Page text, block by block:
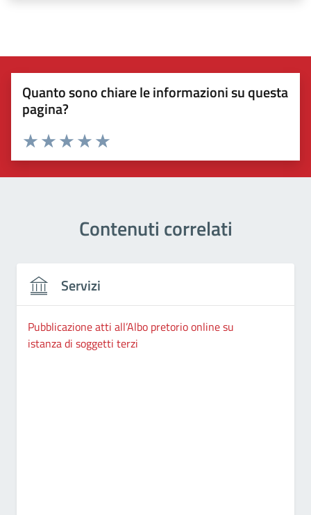
Quanto sono chiare le informazioni su questa
pagina?
Valuta 5 stelle su 5
Valuta 4 stelle su 5
Valuta 3 stelle su 5
Valuta 2 stelle su 5
Valuta 1 stelle su 5
Contenuti correlati
Servizi
Pubblicazione atti all’Albo pretorio online su
istanza di soggetti terzi